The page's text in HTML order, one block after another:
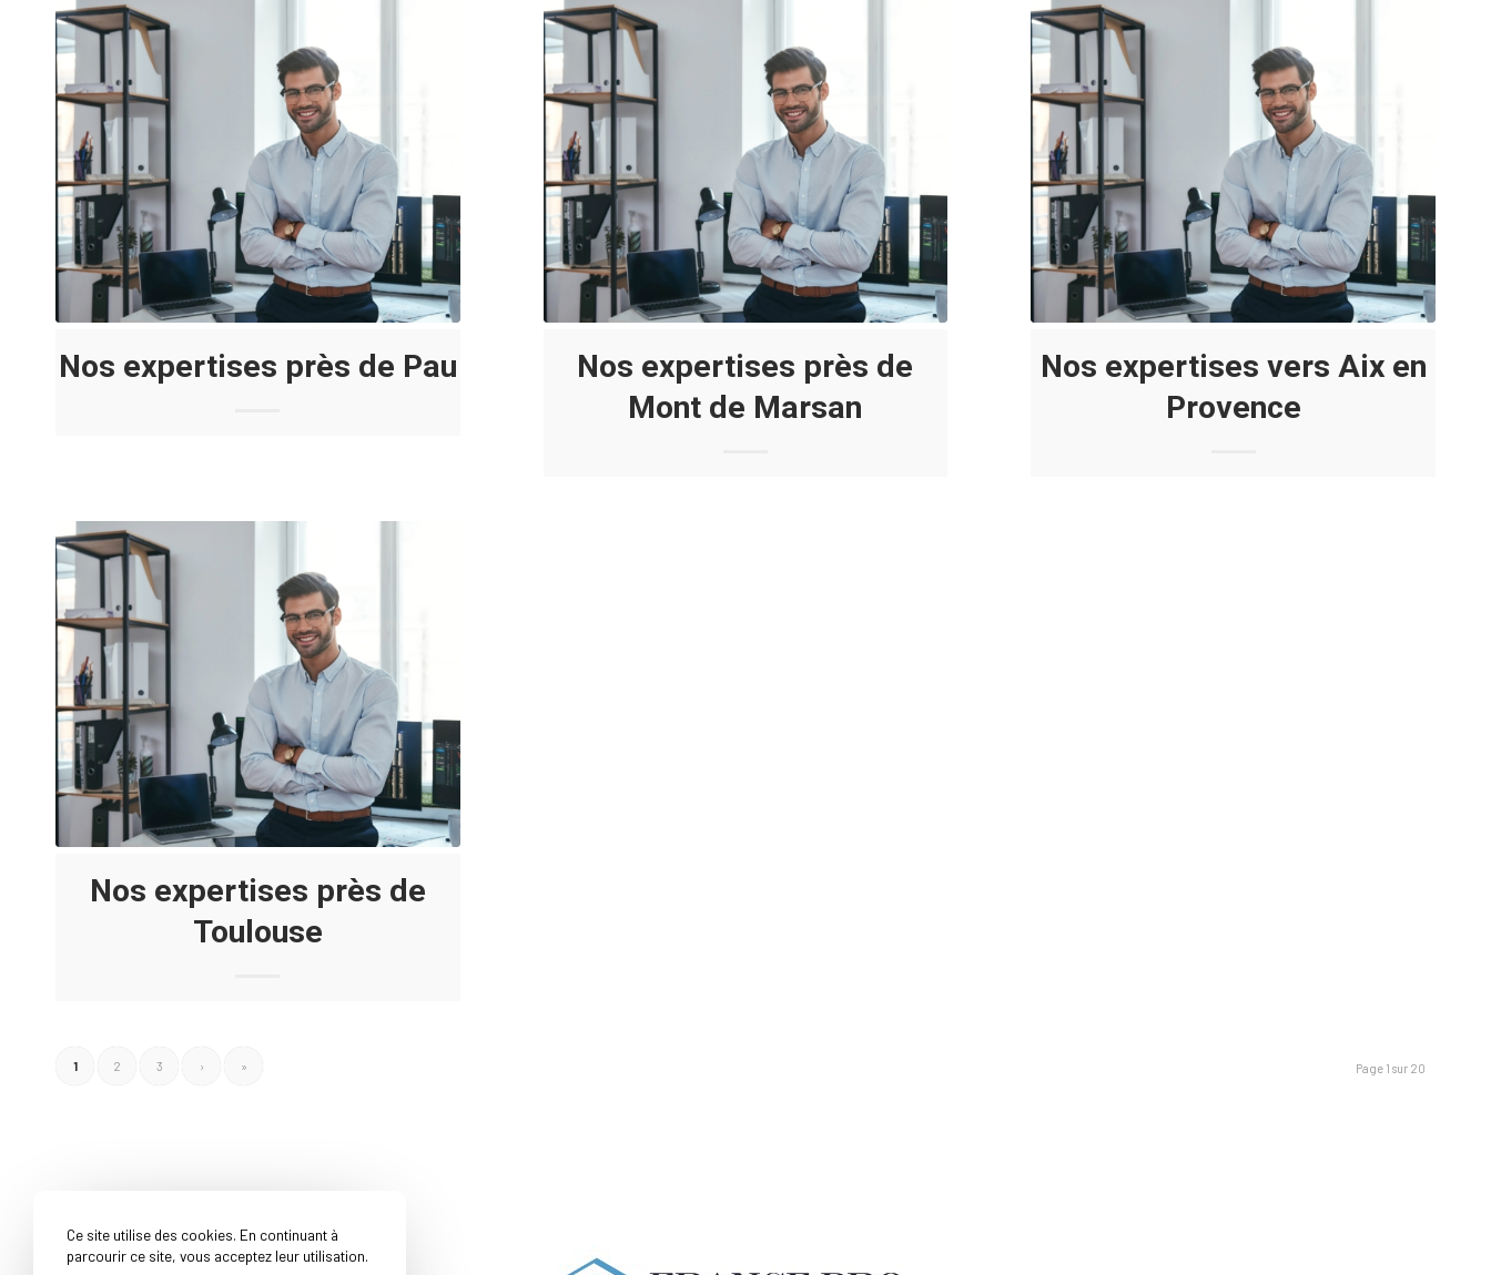
Nos expertises près de Pau
Nos expertises près de
Mont de Marsan
Nos expertises vers Aix en
Provence
Nos expertises près de
Toulouse
Page 1 sur 20
1 2 3 › »
Ce site utilise des cookies. En continuant à
parcourir ce site, vous acceptez leur utilisation.